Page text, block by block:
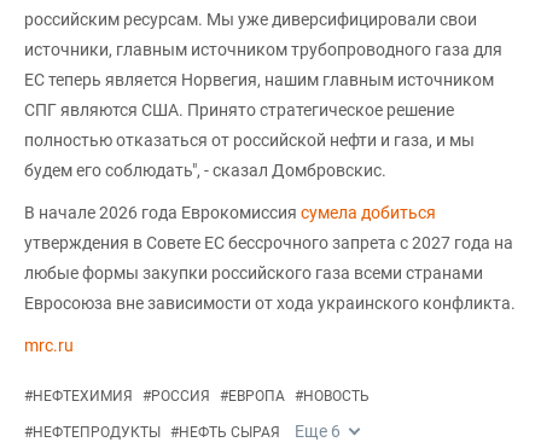
российским ресурсам. Мы уже диверсифицировали свои
источники, главным источником трубопроводного газа для
ЕС теперь является Норвегия, нашим главным источником
СПГ являются США. Принято стратегическое решение
полностью отказаться от российской нефти и газа, и мы
будем его соблюдать", - сказал Домбровскис.
В начале 2026 года Еврокомиссия сумела добиться
утверждения в Совете ЕС бессрочного запрета с 2027 года на
любые формы закупки российского газа всеми странами
Евросоюза вне зависимости от хода украинского конфликта.
mrc.ru
#НЕФТЕХИМИЯ #РОССИЯ #ЕВРОПА #НОВОСТЬ
#НЕФТЕПРОДУКТЫ #НЕФТЬ СЫРАЯ Еще 6